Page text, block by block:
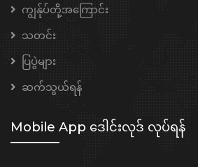
ကျွန်ုပ်တို့အကြောင်း
သတင်း
ပြပွဲများ
ဆက်သွယ်ရန်
Mobile App ဒေါင်းလုဒ် လုပ်ရန်